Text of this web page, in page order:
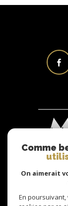
Comme
On aimerait
En